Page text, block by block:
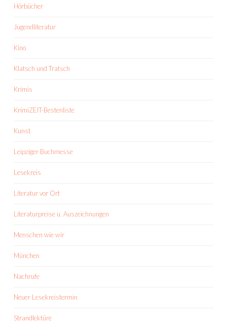
Hörbücher
Jugendliteratur
Kino
Klatsch und Tratsch
Krimis
KrimiZEIT-Bestenliste
Kunst
Leipziger Buchmesse
Lesekreis
Literatur vor Ort
Literaturpreise u. Auszeichnungen
Menschen wie wir
München
Nachrufe
Neuer Lesekreistermin
Strandlektüre